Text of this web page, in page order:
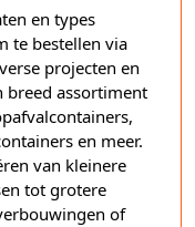
en types
te bestellen via
projecten en
breed assortiment
en meer.
van kleinere
tot grotere
of